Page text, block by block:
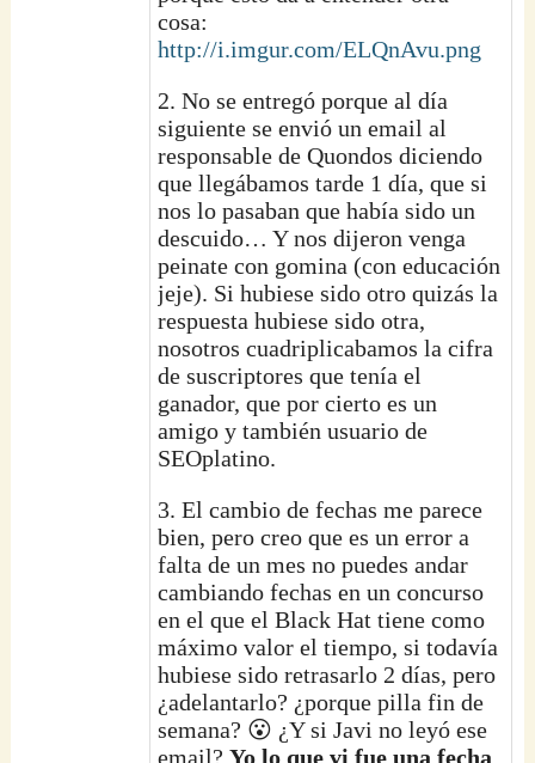
cosa:
http://i.imgur.com/ELQnAvu.png
2. No se entregó porque al día
siguiente se envió un email al
responsable de Quondos diciendo
que llegábamos tarde 1 día, que si
nos lo pasaban que había sido un
descuido… Y nos dijeron venga
peinate con gomina (con educación
jeje). Si hubiese sido otro quizás la
respuesta hubiese sido otra,
nosotros cuadriplicabamos la cifra
de suscriptores que tenía el
ganador, que por cierto es un
amigo y también usuario de
SEOplatino.
3. El cambio de fechas me parece
bien, pero creo que es un error a
falta de un mes no puedes andar
cambiando fechas en un concurso
en el que el Black Hat tiene como
máximo valor el tiempo, si todavía
hubiese sido retrasarlo 2 días, pero
¿adelantarlo? ¿porque pilla fin de
semana? 😮 ¿Y si Javi no leyó ese
email?Yo lo que vi fue una fecha